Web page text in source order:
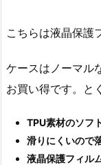
こちらは液晶保護
ケースはノーマル
お買い得です。と
TPU素材のソフ
滑りにくいので
液晶保護フィル